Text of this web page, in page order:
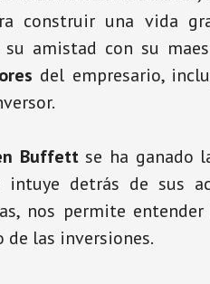
construir una vida
amistad con su
del empresario,
Buffettse ha ganado
detrás de sus
nos permite
las inversiones.